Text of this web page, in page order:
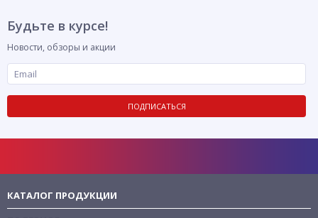
Будьте в курсе!
Новости, обзоры и акции
ПОДПИСАТЬСЯ
КАТАЛОГ ПРОДУКЦИИ